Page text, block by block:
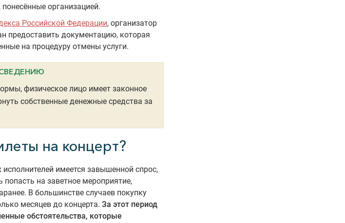
организацией.
Российской Федерации, организатор
предоставить документацию, которая
на процедуру отмены услуги.
физическое лицо имеет законное
собственные денежные средства за
на концерт?
имеется завышенной спрос,
на заветное мероприятие,
В большинстве случаев покупку
месяцев до концерта. За этот период
обстоятельства, которые